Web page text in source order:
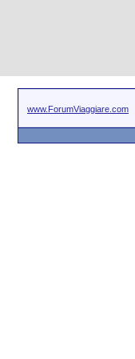
www.ForumViaggiare.com